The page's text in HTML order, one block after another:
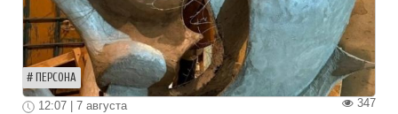
ПЕРСОНА
347
12:07 | 7 августа